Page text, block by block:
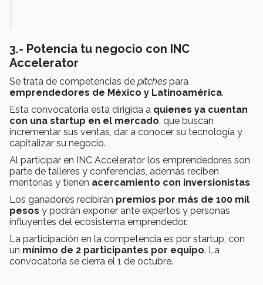
3.- Potencia tu negocio con INC
Accelerator
Se trata de competencias de pitches para
emprendedores de México y Latinoamérica.
Esta convocatoria está dirigida a quienes ya cuentan
con una startup en el mercado , que buscan
incrementar sus ventas, dar a conocer su tecnología y
capitalizar su negocio.
Al participar en INC Accelerator los emprendedores son
parte de talleres y conferencias, además reciben
mentorías y tienen acercamiento con inversionistas.
Los ganadores recibirán premios por más de 100 mil
pesos y podrán exponer ante expertos y personas
influyentes del ecosistema emprendedor.
La participación en la competencia es por startup, con
un mínimo de 2 participantes por equipo. La
convocatoria se cierra el 1 de octubre.